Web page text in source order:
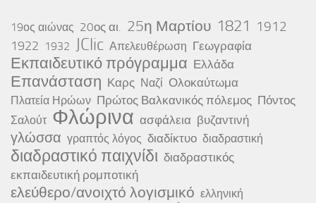
19ος αιώνας 20ος αι. 25η Μαρτίου 1821 1912
1922 1932 JClic Απελευθέρωση Γεωγραφία
Εκπαιδευτικό πρόγραμμα Ελλάδα
Επανάσταση Καρς Ναζί Ολοκαύτωμα
Πλατεία Ηρώων Πρώτος Βαλκανικός πόλεμος Πόντος
Σαλούτ Φλώρινα ασφάλεια βυζαντινή
γλώσσα γραπτός λόγος διαδίκτυο διαδραστική
διαδραστικό παιχνίδι διαδραστικός
εκπαιδευτική ρομποτική
ελεύθερο/ανοιχτό λογισμικό ελληνική